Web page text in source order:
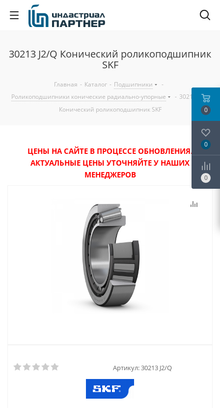
30213 J2/Q Конический роликоподшипник
SKF
Главная - Каталог - Подшипники
-
Роликоподшипники конические радиально-упорные
- 30213 J2/Q
Конический роликоподшипник SKF
ЦЕНЫ НА САЙТЕ В ПРОЦЕССЕ ОБНОВЛЕНИЯ.
АКТУАЛЬНЫЕ ЦЕНЫ УТОЧНЯЙТЕ У НАШИХ
МЕНЕДЖЕРОВ
Артикул:30213 J2/Q
0
0
0